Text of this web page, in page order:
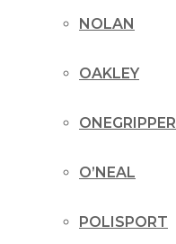
NOLAN
OAKLEY
ONEGRIPPER
O’NEAL
POLISPORT